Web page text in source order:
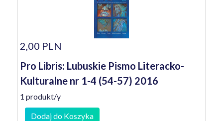
2,00 PLN
Pro Libris: Lubuskie Pismo Literacko-
Kulturalne nr 1-4 (54-57) 2016
1 produkt/y
Dodaj do Koszyka